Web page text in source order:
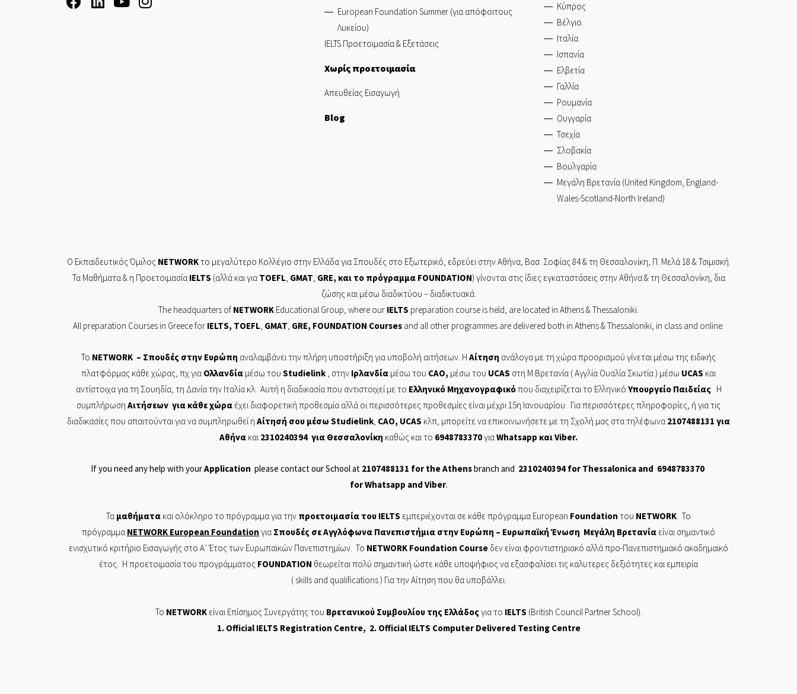
European Foundation Summer (για απόφοιτους
Λυκείου)
IELTS Προετοιμασία & Εξετάσεις
Χωρίς προετοιμασία
Απευθείας Εισαγωγή
Blog
Κύπρος
Βέλγιο
Ιταλία
Ισπανία
Ελβετία
Γαλλία
Ρουμανία
Ουγγαρία
Τσεχία
Σλοβακία
Βουλγαρία
Μεγάλη Βρετανία (United Kingdom, England-
Wales-Scotland-North Ireland)
Ο Εκπαιδευτικός Όμιλος NETWORKτο μεγαλύτερο Κολλέγιο στην Ελλάδα για Σπουδές στο Εξωτερικό, εδρεύει στηνΑθήνα, Βασ. Σοφίας 84& τη Θεσσαλονίκη, Π. Μελά 18 & Τσιμισκή.
Τα Mαθήματα & η Προετοιμασία IELTS (αλλά και για TOEFL GMAT GRE, και το πρόγραμμα FOUNDATION) γίνονται στις ίδιες εγκαταστάσεις στην Αθήνα & τη Θεσσαλονίκη, δια
ζώσης και μέσω διαδικτύου – διαδικτυακά.
The headquarters of NETWORK Educational Group, where our IELTS preparation course is held, are located in Athens & Thessaloniki.
All preparation Courses in Greece for IELTS, TOEFL GMAT GRE, FOUNDATION Courses and all other programmes are delivered both in Athens & Thessaloniki, in class and online.
Το NETWORK – Σπουδές στην Ευρώπη αναλαμβάνει την πλήρη υποστήριξη για υποβολή αιτήσεων. Η Αίτηση ανάλογα με τη χώρα προορισμού γίνεται μέσω της ειδικής
πλατφόρμας κάθε χώρας, πχ για Ολλανδία μέσω του Studielink , στην Ιρλανδία μέσω του CAO, μέσω του UCAS στη Μ.Βρετανία ( Αγγλία Ουαλία Σκωτία ) μέσω UCAS και
αντίστοιχα για τη Σουηδία, τη Δανία την Ιταλία κλ. Αυτή η διαδικασία που αντιστοιχεί με το Ελληνικό Μηχανογραφικόπου διαχειρίζεται το Ελληνικό Υπουργείο Παιδείας . Η
συμπλήρωση Αιτήσεων για κάθε χώρα έχει διαφορετική προθεσμία αλλά οι περισσότερες προθεσμίες είναι μέχρι 15η Ιανουαρίου. Για περισσότερες πληροφορίες, ή για τις
διαδικασίες που απαιτούνται για να συμπληρωθεί η Αίτησή σου μέσω Studielink CAO, UCAS κλπ, μπορείτε να επικοινωνήσετε με τη Σχολή μας στα τηλέφωνα 2107488131 για
Αθήνα και 2310240394 για Θεσσαλονίκη καθώς και το 6948783370γιαWhatsapp καιViber.
If you need any help with yourApplication please contact our School at 2107488131 for the Athensbranch and 2310240394 for Thessalonica and 6948783370
forWhatsapp and Viber.
Τα μαθήματα και ολόκληρο το πρόγραμμα για την προετοιμασία του IELTS εμπεριέχονται σε κάθε πρόγραμμα European Foundation του NETWORK. Το
πρόγραμμα NETWORK European Foundation για Σπουδές σε Αγγλόφωνα Πανεπιστήμια στην Ευρώπη – Ευρωπαϊκή Ένωση Μεγάλη Βρετανία είναι σημαντικό
ενισχυτικό κριτήριο Εισαγωγής στο Α’ Έτος των Ευρωπαϊκών Πανεπιστημίων. Το NETWORK Foundation Course δεν είναι φροντιστηριακό αλλά προ-Πανεπιστημιακό ακαδημαϊκό
έτος. Η προετοιμασία του προγράμματος FOUNDATION θεωρείται πολύ σημαντική ώστε κάθε υποψήφιος να εξασφαλίσει τις καλυτερες δεξιότητες και εμπειρία
( skills and qualifications) Για την Αίτηση που θα υποβάλλει.
Το NETWORKείναι Επίσημος Συνεργάτης του Βρετανικού Συμβουλίου της Ελλάδος για το IELTS (British Council Partner School).
1. Official IELTS Registration Centre, 2. Official IELTS Computer Delivered Testing Centre